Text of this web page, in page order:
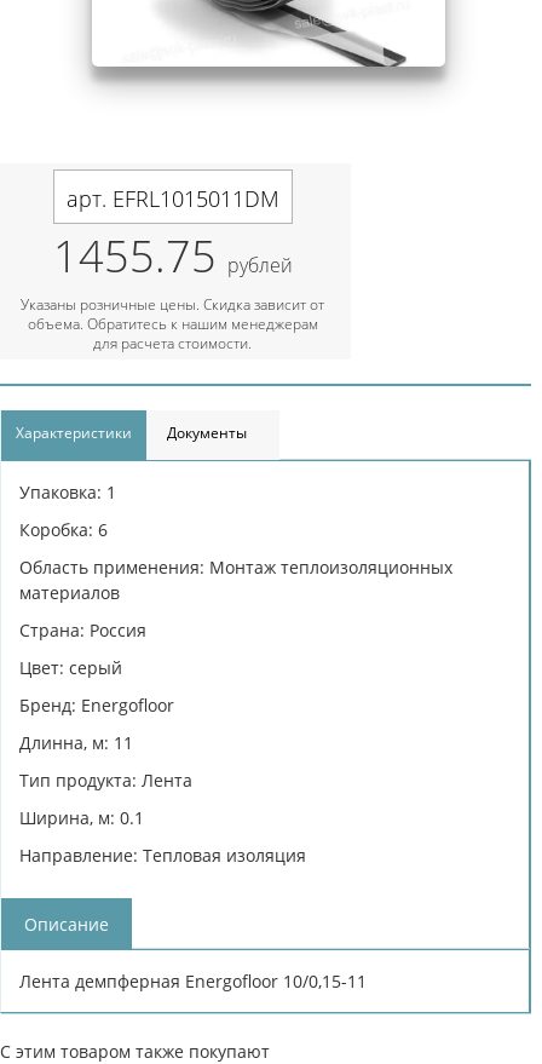
арт. EFRL1015011DM
1455.75 рублей
Указаны розничные цены. Скидка зависит от
объема. Обратитесь к нашим менеджерам
для расчета стоимости.
Характеристики Документы
Упаковка: 1
Коробка: 6
Область применения: Монтаж теплоизоляционных
материалов
Страна: Россия
Цвет: серый
Бренд: Energofloor
Длинна, м: 11
Тип продукта: Лента
Ширина, м: 0.1
Направление: Тепловая изоляция
Описание
Лента демпферная Energofloor 10/0,15-11
С этим товаром также покупают